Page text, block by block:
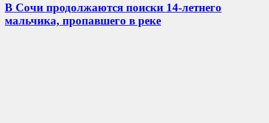
В Сочи продолжаются поиски 14-летнего
мальчика, пропавшего в реке